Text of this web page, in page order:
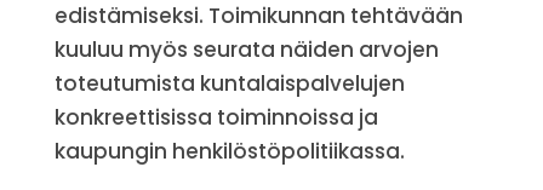
edistämiseksi. Toimikunnan tehtävään
kuuluu myös seurata näiden arvojen
toteutumista kuntalaispalvelujen
konkreettisissa toiminnoissa ja
kaupungin henkilöstöpolitiikassa.